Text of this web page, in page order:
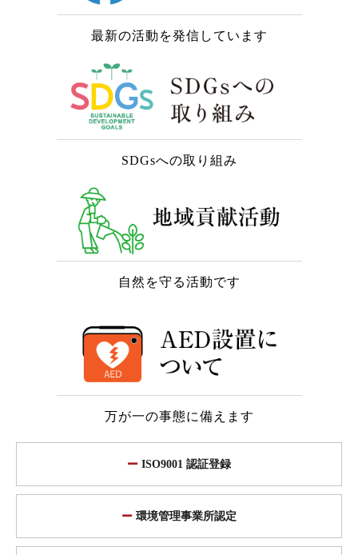
最新の活動を発信しています
SDGsへの取り組み
自然を守る活動です
万が一の事態に備えます
ISO9001 認証登録
環境管理事業所認定